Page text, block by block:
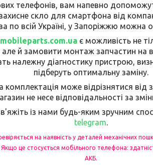
телефонів, вам напевно
скло для смартфона від
по всій Україні, у Запоріжжю
є можливість не
але й замовити монтаж запчастин
належну діагностику пристрою,
підберуть оптимальну заміну.
комплектація може відрізнятися від
не несе відповідальності за
із нами будь-яким зручним
telegram.
на наявність у деталей механічних
Якщо це стосується мобільного телефона:
АКБ.